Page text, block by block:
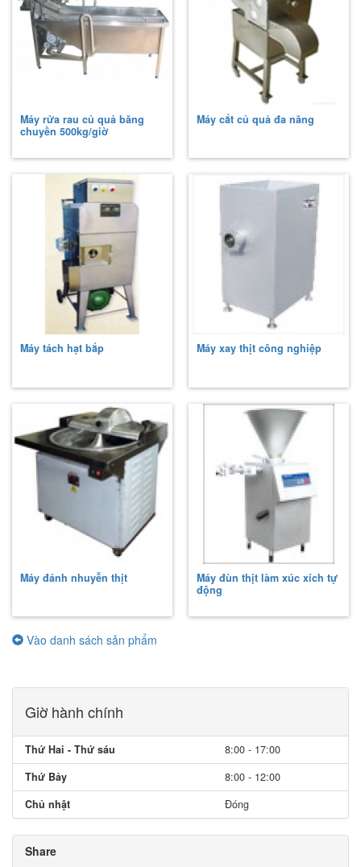
Máy rửa rau củ quả băng
chuyền 500kg/giờ
Máy cắt củ quả đa năng
Máy tách hạt bắp Máy xay thịt công nghiệp
Máy đánh nhuyễn thịt
Máy đùn thịt làm xúc xích tự
động
Vào danh sách sản phẩm
Giờ hành chính
Thứ Hai - Thứ sáu
8:00 - 17:00
Thứ Bảy
8:00 - 12:00
Chủ nhật
Đóng
Share